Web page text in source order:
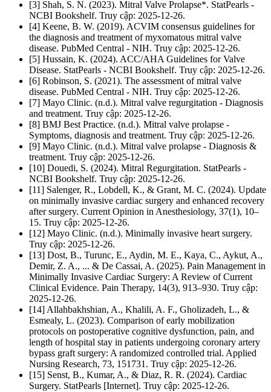
[3] Shah, S. N. (2023). Mitral Valve Prolapse*. StatPearls -
NCBI Bookshelf. Truy cập: 2025-12-26.
[4] Keene, B. W. (2019). ACVIM consensus guidelines for
the diagnosis and treatment of myxomatous mitral valve
disease. PubMed Central - NIH. Truy cập: 2025-12-26.
[5] Hussain, K. (2024). ACC/AHA Guidelines for Valve
Disease. StatPearls - NCBI Bookshelf. Truy cập: 2025-12-26.
[6] Robinson, S. (2021). The assessment of mitral valve
disease. PubMed Central - NIH. Truy cập: 2025-12-26.
[7] Mayo Clinic. (n.d.). Mitral valve regurgitation - Diagnosis
and treatment. Truy cập: 2025-12-26.
[8] BMJ Best Practice. (n.d.). Mitral valve prolapse -
Symptoms, diagnosis and treatment. Truy cập: 2025-12-26.
[9] Mayo Clinic. (n.d.). Mitral valve prolapse - Diagnosis &
treatment. Truy cập: 2025-12-26.
[10] Douedi, S. (2024). Mitral Regurgitation. StatPearls -
NCBI Bookshelf. Truy cập: 2025-12-26.
[11] Salenger, R., Lobdell, K., & Grant, M. C. (2024). Update
on minimally invasive cardiac surgery and enhanced recovery
after surgery. Current Opinion in Anesthesiology, 37(1), 10–
15. Truy cập: 2025-12-26.
[12] Mayo Clinic. (n.d.). Minimally invasive heart surgery.
Truy cập: 2025-12-26.
[13] Dost, B., Turunc, E., Aydin, M. E., Kaya, C., Aykut, A.,
Demir, Z. A., ... & De Cassai, A. (2025). Pain Management in
Minimally Invasive Cardiac Surgery: A Review of Current
Clinical Evidence. Pain Therapy, 14(3), 913–930. Truy cập:
2025-12-26.
[14] Allahbakhshian, A., Khalili, A. F., Gholizadeh, L., &
Esmealy, L. (2023). Comparison of early mobilization
protocols on postoperative cognitive dysfunction, pain, and
length of hospital stay in patients undergoing coronary artery
bypass graft surgery: A randomized controlled trial. Applied
Nursing Research, 73, 151731. Truy cập: 2025-12-26.
[15] Senst, B., Kumar, A., & Diaz, R. R. (2024). Cardiac
Surgery. StatPearls [Internet]. Truy cập: 2025-12-26.